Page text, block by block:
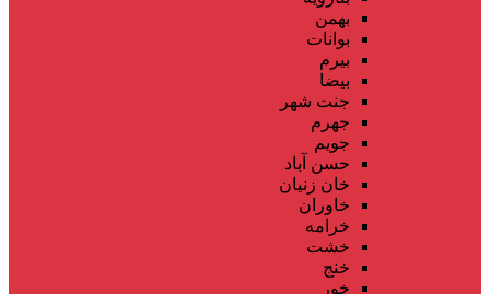
بهمن
بوانات
بیرم
بیضا
جنت شهر
جهرم
جویم
حسن آباد
خان زنیان
خاوران
خرامه
خشت
خنج
خور